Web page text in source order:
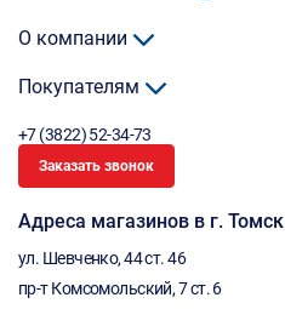
О компании
Покупателям
+7 (3822) 52-34-73
Заказать звонок
Адреса магазинов в г. Томск
ул. Шевченко, 44 ст. 46
пр-т Комсомольский, 7 ст. 6